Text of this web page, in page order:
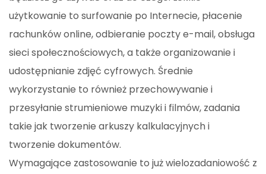
użytkowanie to surfowanie po Internecie, płacenie
rachunków online, odbieranie poczty e-mail, obsługa
sieci społecznościowych, a także organizowanie i
udostępnianie zdjęć cyfrowych. Średnie
wykorzystanie to również przechowywanie i
przesyłanie strumieniowe muzyki i filmów, zadania
takie jak tworzenie arkuszy kalkulacyjnych i
tworzenie dokumentów.
Wymagające zastosowanie to już wielozadaniowość z